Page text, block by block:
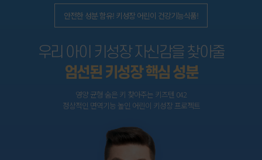
안전한 성분 함유! 키성장 어린이 건강기능식품!
우리 아이 키성장 자신감을 찾아줄
엄선된 키성장 핵심 성분
영양 균형 숨은 키 찾아주는 키즈텐 042
정상적인 면역기능 높인 어린이 키성장 프로젝트